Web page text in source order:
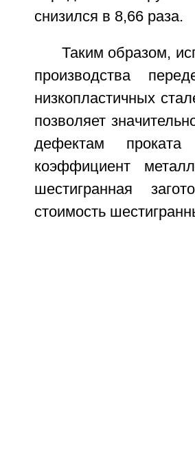
снизился в 8,66 раза.
Таким образом,
производства
низкопластичных
позволяет
дефектам
коэффициент
шестигранная
стоимость